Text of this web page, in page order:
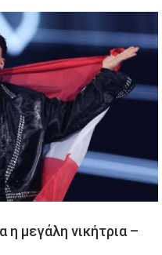
η μεγάλη νικήτρια –